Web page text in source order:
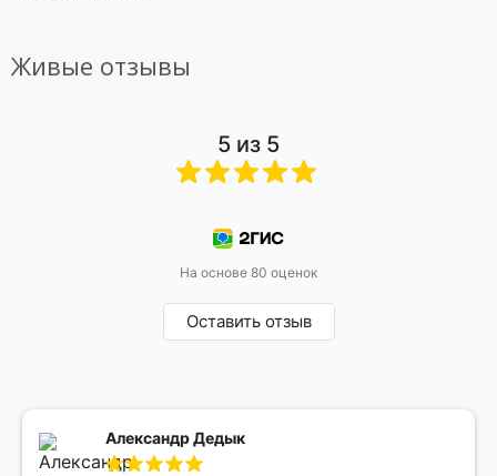
Живые отзывы
5 из 5
На основе 80 оценок
Оставить отзыв
Александр Дедык